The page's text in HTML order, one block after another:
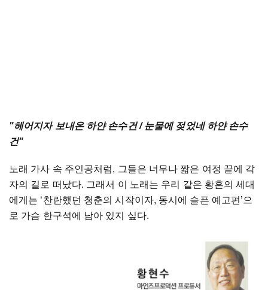
"헤어지자 보내온 하얀 손수건/ 눈물에 젖었네 하얀 손수
건"
노래 가사 속 주인공처럼, 그들은 너무나 짧은 여정 끝에 각
자의 길로 떠났다. 그래서 이 노래는 우리 같은 황혼의 세대
에게는 ‘찬란했던 청춘의 시작이자, 동시에 슬픈 예고편 ’으
로 가슴 한구석에 남아 있지 싶다.